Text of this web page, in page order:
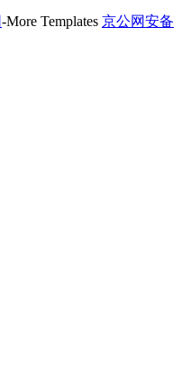
-More Templates 京公网安备